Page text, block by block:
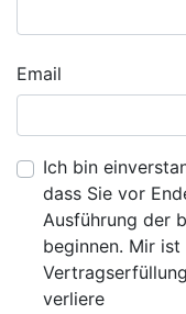
Email
Ich bin
dass Sie vor
Ausführung der
beginnen. Mir
verliere